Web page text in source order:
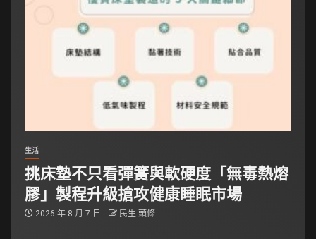
生活
挑床墊不只看彈簧與軟硬度「無毒熱熔
膠」製程升級搶攻健康睡眠市場
2026 年 8 月 7 日 民生 頭條